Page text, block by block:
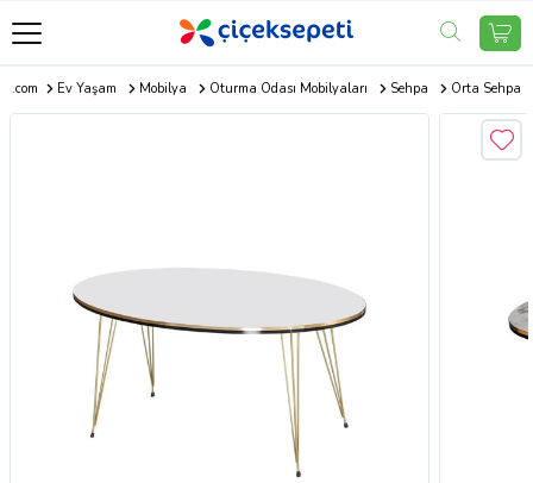
Ev Yaşam Mobilya Oturma Odası Mobilyaları Sehpa Orta Sehpa